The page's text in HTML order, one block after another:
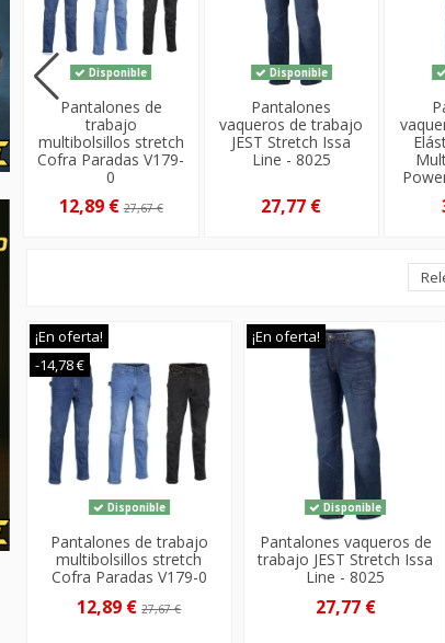
Disponible
Pantalones de
trabajo
multibolsillos stretch
Cofra Paradas V179-
0
12,89 €27,67 €
Disponible
Pantalones
vaqueros de trabajo
JEST Stretch Issa
Line - 8025
27,77 €
¡En oferta!
-14,78 €
Disponible
Pantalones de trabajo
multibolsillos stretch
Cofra Paradas V179-0
12,89 €27,67 €
¡En oferta!
Disponible
Pantalones vaqueros de
trabajo JEST Stretch Issa
Line - 8025
27,77 €